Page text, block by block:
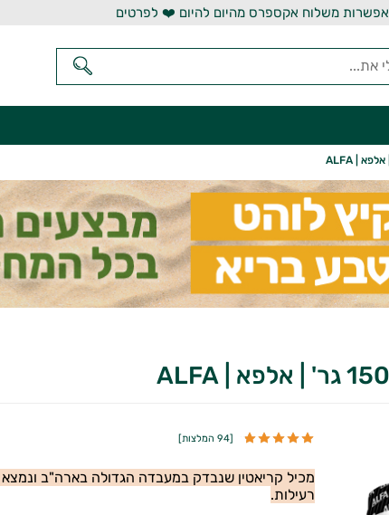
אפשרות משלוח אקספרס מהיום להיום ❤️ לפרטים
[94 המלצות ]
מכיל קריאטין שנבדק במעבדה הגדולה בארה"ב ונמצא
רעילות.